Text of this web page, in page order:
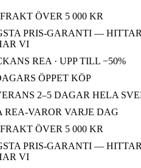
ÖVER 5 000 KR
PRIS-GARANTI — HITTAR
VI
REA · UPP TILL −50%
ÖPPET KÖP
2–5 DAGAR HELA
VAROR VARJE DAG
ÖVER 5 000 KR
PRIS-GARANTI — HITTAR
VI